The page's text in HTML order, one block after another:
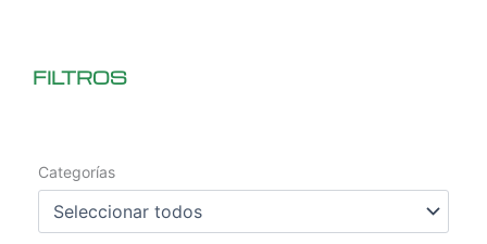
FILTROS
Categorías